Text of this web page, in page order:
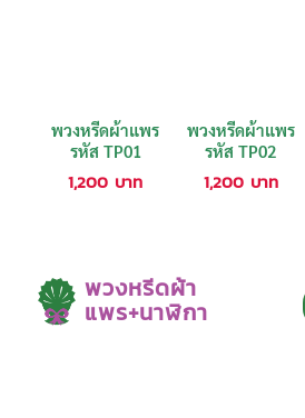
พวงหรีดผ้าแพร
รหัส TP01
1,200 บาท
พวงหรีดผ้าแพร
รหัส TP02
1,200 บาท
พวงหรีดผ้า
แพร+นาฬิกา